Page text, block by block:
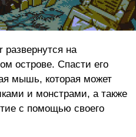
на
острове. Спасти его
мышь, которая может
и монстрами, а также
с помощью своего